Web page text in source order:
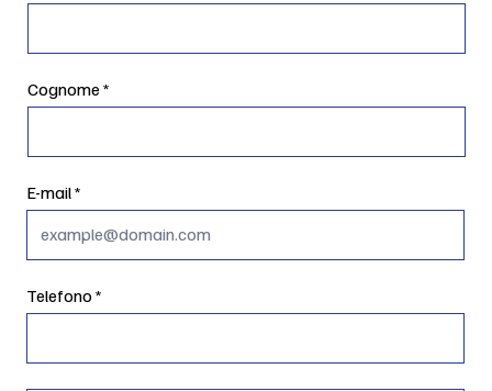
Cognome
E-mail
Telefono